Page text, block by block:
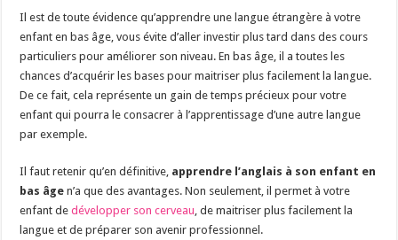
Il est de toute évidence qu’apprendre une langue étrangère à votre
enfant en bas âge, vous évite d’aller investir plus tard dans des cours
particuliers pour améliorer son niveau. En bas âge, il a toutes les
chances d’acquérir les bases pour maitriser plus facilement la langue.
De ce fait, cela représente un gain de temps précieux pour votre
enfant qui pourra le consacrer à l’apprentissage d’une autre langue
par exemple.
Il faut retenir qu’en définitive, apprendre l’anglais à son enfant en
bas âge n’a que des avantages. Non seulement, il permet à votre
enfant dedévelopper son cerveau, de maitriser plus facilement la
langue et de préparer son avenir professionnel.